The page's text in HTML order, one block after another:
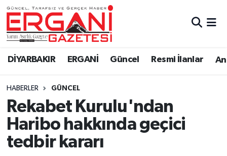
DİYARBAKIR ERGANİ Güncel Resmi İlanlar
HABERLER GÜNCEL
Rekabet Kurulu'ndan
Haribo hakkında geçici
tedbir kararı
DİYARBAKIR
BİSMİL
BAĞLAR
ERGANİ
Güncel
Eği̇ti̇m
Resmi İlanlar
Ergani Nöbetçi Eczaneler
Ergani Hava Durumu
Ergani Trafik Yoğunluk Haritası
Süper Lig Puan Durumu ve Fikstür
Tüm Manşetler